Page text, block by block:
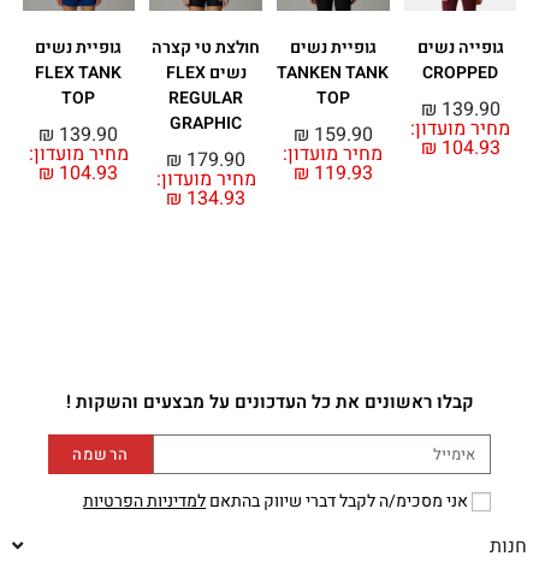
גופייה נשים
CROPPED
מחיר מועדון:
₪ 104.93
₪ 139.90
גופיית נשים
TANKEN TANK
TOP
מחיר מועדון:
₪ 119.93
₪ 159.90
חולצת טי קצרה
נשים FLEX
REGULAR
GRAPHIC
מחיר מועדון:
₪ 134.93
₪ 179.90
גופיית נשים
FLEX TANK
TOP
מחיר מועדון:
₪ 104.93
₪ 139.90
קבלו ראשונים את כל העדכונים על מבצעים והשקות !
אני מסכימ/ה לקבל דברי שיווק בהתאםלמדיניות הפרטיות
הרשמה
חנות